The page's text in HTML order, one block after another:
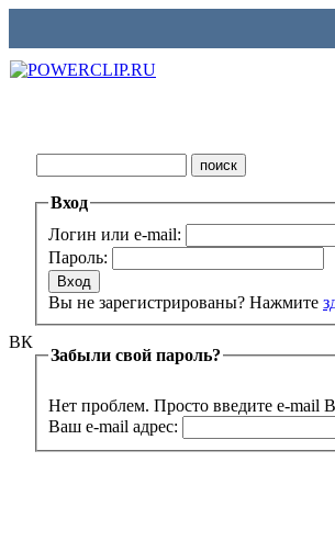
ВК
Вход
Логин или e-mail:
Пароль:
Вы не зарегистрированы? Нажмите
Забыли свой пароль?
Нет проблем. Просто введите e-mail
Ваш e-mail адрес: